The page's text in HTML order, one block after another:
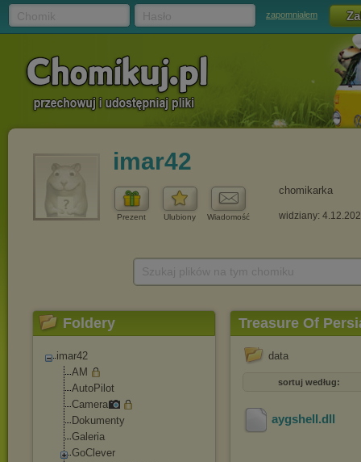
zapomniałem
imar42
Prezent Ulubiony Wiadomość
chomikarka
widziany:
Foldery
imar42
AM
AutoPilot
Camera
Dokumenty
Galeria
GoClever
Treasure Of
data
sortuj według:
aygshell .dll